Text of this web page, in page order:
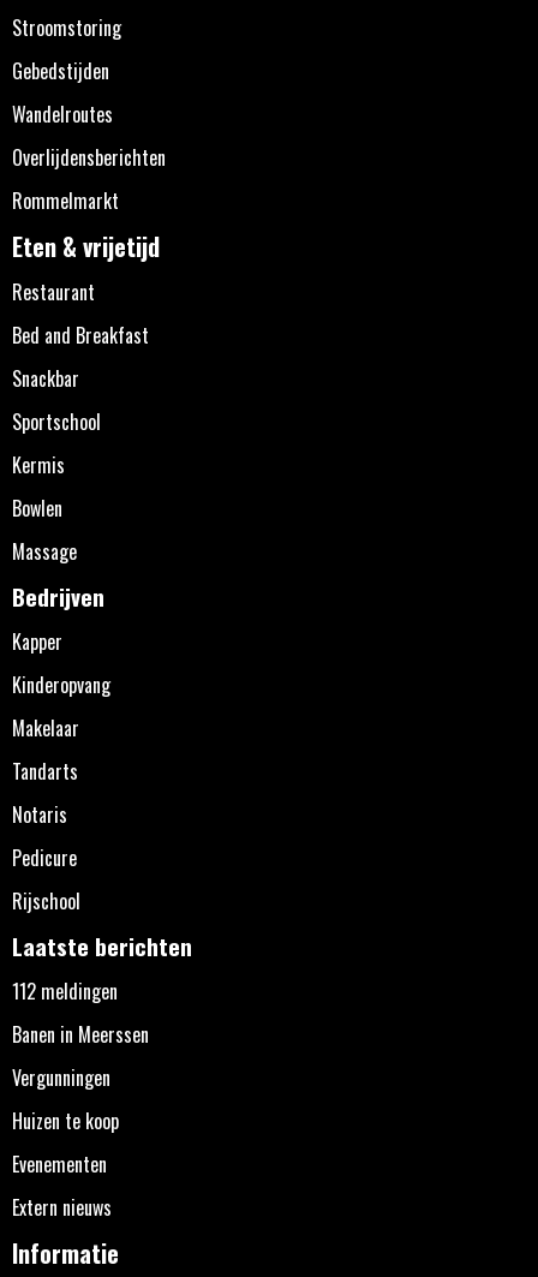
Stroomstoring
Gebedstijden
Wandelroutes
Overlijdensberichten
Rommelmarkt
Eten & vrijetijd
Restaurant
Bed and Breakfast
Snackbar
Sportschool
Kermis
Bowlen
Massage
Bedrijven
Kapper
Kinderopvang
Makelaar
Tandarts
Notaris
Pedicure
Rijschool
Laatste berichten
112 meldingen
Banen in Meerssen
Vergunningen
Huizen te koop
Evenementen
Extern nieuws
Informatie